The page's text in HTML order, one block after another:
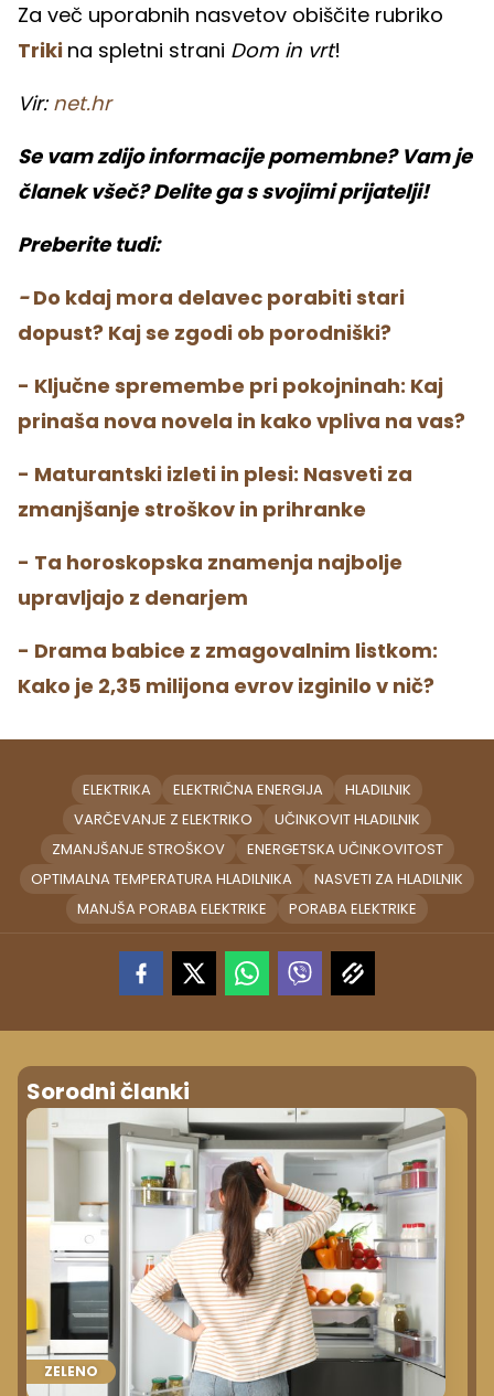
Za več uporabnih nasvetov obiščite rubriko
Triki na spletni strani Dom in vrt!
Vir: net.hr
Se vam zdijo informacije pomembne? Vam je
članek všeč? Delite ga s svojimi prijatelji!
Preberite tudi:
-Do kdaj mora delavec porabiti stari
dopust? Kaj se zgodi ob porodniški?
- Ključne spremembe pri pokojninah: Kaj
prinaša nova novela in kako vpliva na vas?
- Maturantski izleti in plesi: Nasveti za
zmanjšanje stroškov in prihranke
- Ta horoskopska znamenja najbolje
upravljajo z denarjem
- Drama babice z zmagovalnim listkom:
Kako je 2,35 milijona evrov izginilo v nič?
ELEKTRIKA ELEKTRIČNA ENERGIJA
HLADILNIK
VARČEVANJE Z ELEKTRIKO
UČINKOVIT HLADILNIK
ZMANJŠANJE STROŠKOV
ENERGETSKA UČINKOVITOST
OPTIMALNA TEMPERATURA HLADILNIKA
NASVETI ZA HLADILNIK
MANJŠA PORABA ELEKTRIKE
PORABA ELEKTRIKE
Sorodni članki
ZELENO